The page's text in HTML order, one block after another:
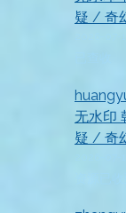
疑 / 奇
无水印
疑 / 奇